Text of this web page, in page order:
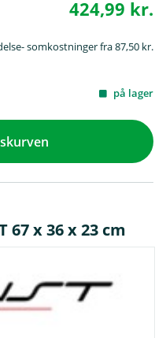
424,99 kr.
somkostninger fra 87,50 kr.
på lager
67 x 36 x 23 cm